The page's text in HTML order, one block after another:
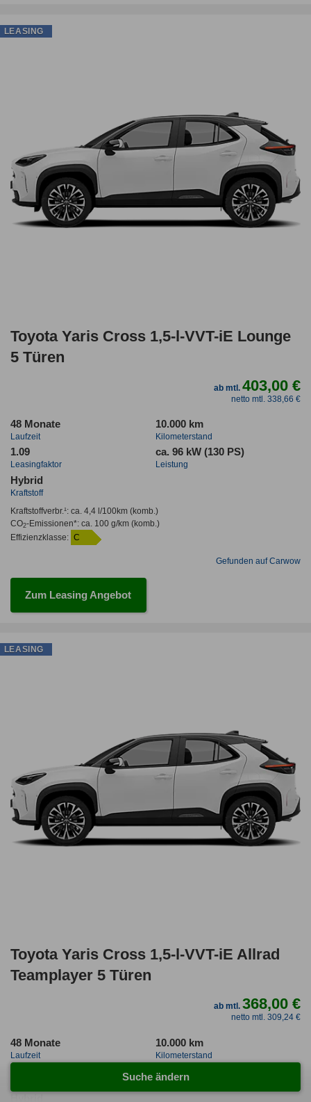
Toyota Yaris Cross 1,5-l-VVT-iE Lounge
5 Türen
ab mtl.403,00 €
netto mtl. 338,66 €
48 Monate
Laufzeit
10.000 km
Kilometerstand
1.09
Leasingfaktor
ca. 96 kW (130 PS)
Leistung
Hybrid
Kraftstoff
Kraftstoffverbr.¹: ca. 4,4 l/100km(komb.)
CO2-Emissionen*: ca. 100 g/km(komb.)
Effizienzklasse: C
Gefunden auf Carwow
Zum Leasing Angebot
LEASING
Toyota Yaris Cross 1,5-l-VVT-iE Allrad
Teamplayer 5 Türen
ab mtl.368,00 €
netto mtl. 309,24 €
48 Monate
Laufzeit
10.000 km
Kilometerstand
ca. 96 kW (130 PS)
Leistung
LEASING
Suche ändern